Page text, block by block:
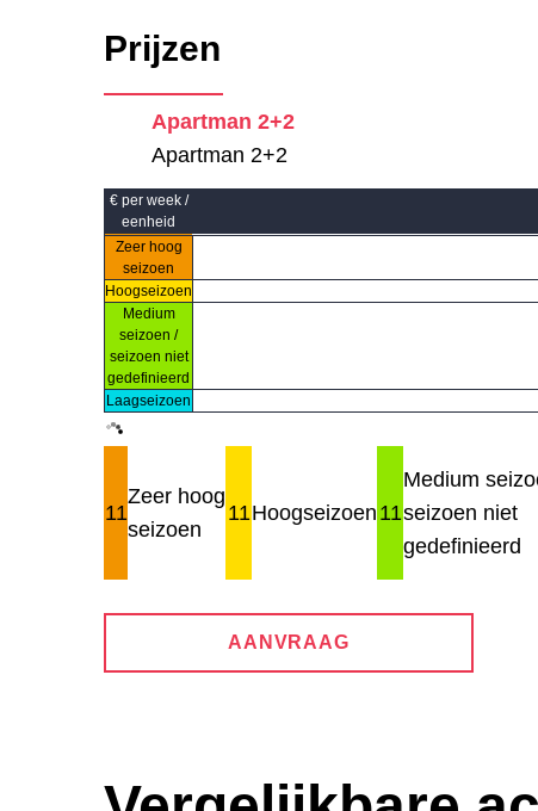
Prijzen
Apartman 2+2
Apartman 2+2
€ per week /
eenheid
Zeer hoog
seizoen
Hoogseizoen
Medium
seizoen /
seizoen niet
gedefinieerd
Laagseizoen
11
Zeer hoog
seizoen
11Hoogseizoen 11
Medium
seizoen niet
gedefinieerd
AANVRAAG